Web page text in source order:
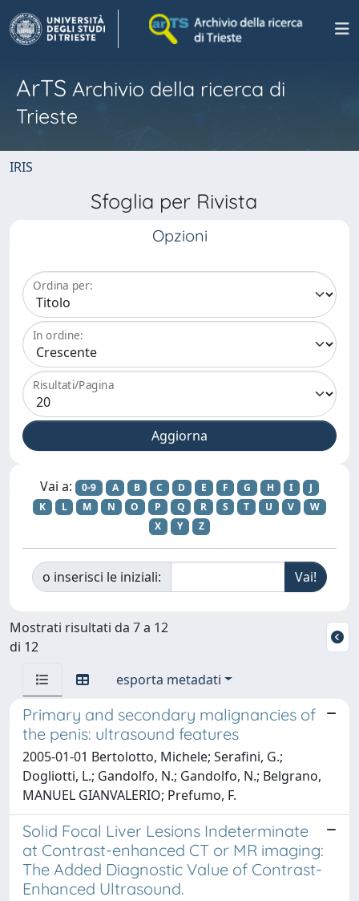
ArTS Archivio della ricerca di
Trieste
IRIS
Sfoglia per Rivista
Opzioni
Ordina per:
In ordine:
Risultati/Pagina
Vai a: 0-9 A B C D E F G H I
J
K
L M N O P Q R S T U V
W
X
Y Z
o inserisci le iniziali:
Mostrati risultati da 7 a 12
di 12
esporta metadati
Primary and secondary malignancies of
the penis: ultrasound features
2005-01-01 Bertolotto, Michele; Serafini, G.;
Dogliotti, L.; Gandolfo, N.; Gandolfo, N.; Belgrano,
MANUEL GIANVALERIO; Prefumo, F.
Solid Focal Liver Lesions Indeterminate
at Contrast-enhanced CT or MR imaging:
The Added Diagnostic Value of Contrast-
Enhanced Ultrasound.